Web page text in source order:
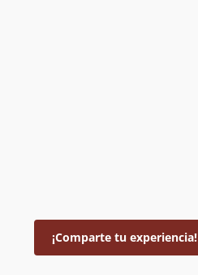
¡Comparte tu experiencia!